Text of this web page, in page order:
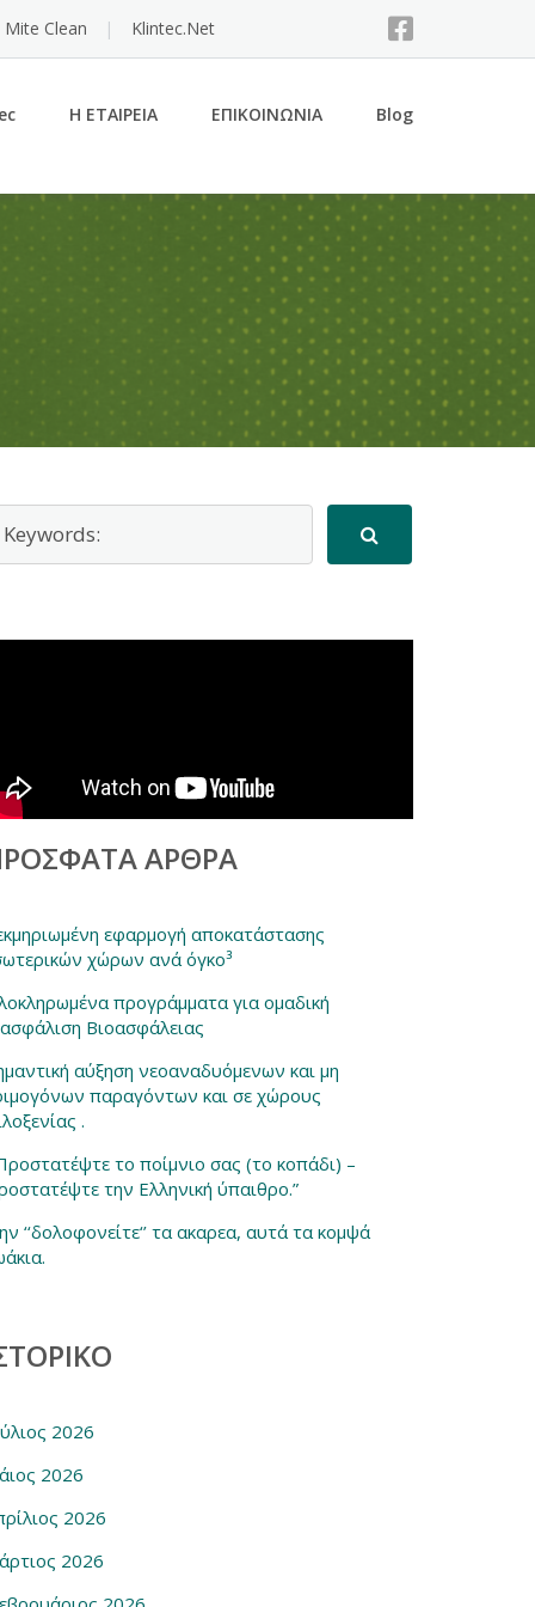
Mite Clean Klintec.Net
Η ΕΤΑΙΡΕΙΑ ΕΠΙΚΟΙΝΩΝΙΑ Blog
ΆΡΘΡΑ
εφαρμογή αποκατάστασης
χώρων ανά όγκο³
προγράμματα για ομαδική
Βιοασφάλειας
αύξηση νεοαναδυόμενων και μη
παραγόντων και σε χώρους
.
το ποίμνιο σας (το κοπάδι) –
την Ελληνική ύπαιθρο.”
‘‘δολοφονείτε‘’ τα ακαρεα, αυτά τα κομψά
2026
2026
2026
2026